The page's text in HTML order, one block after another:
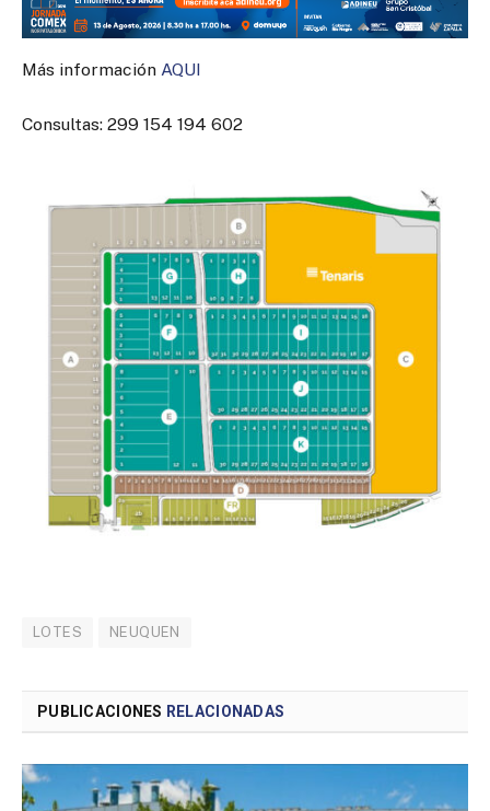
Más información AQUI
Consultas: 299 154 194 602
LOTES NEUQUEN
PUBLICACIONES RELACIONADAS